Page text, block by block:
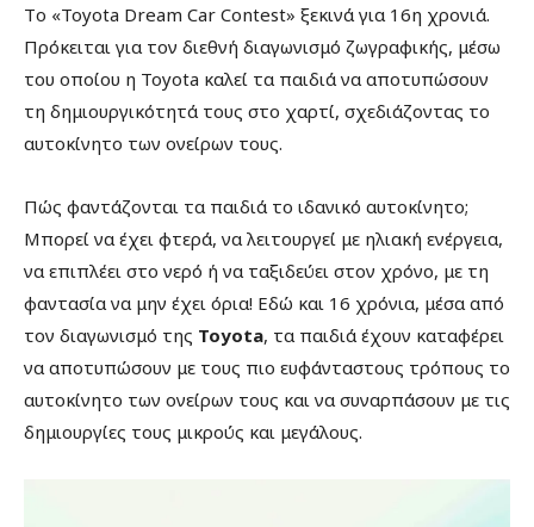
Tο «Toyota Dream Car Contest» ξεκινά για 16η χρονιά.
Πρόκειται για τον διεθνή διαγωνισμό ζωγραφικής, μέσω
του οποίου η Toyota καλεί τα παιδιά να αποτυπώσουν
τη δημιουργικότητά τους στο χαρτί, σχεδιάζοντας το
αυτοκίνητο των ονείρων τους.
Πώς φαντάζονται τα παιδιά το ιδανικό αυτοκίνητο;
Μπορεί να έχει φτερά, να λειτουργεί με ηλιακή ενέργεια,
να επιπλέει στο νερό ή να ταξιδεύει στον χρόνο, με τη
φαντασία να μην έχει όρια! Εδώ και 16 χρόνια, μέσα από
τον διαγωνισμό της Toyota, τα παιδιά έχουν καταφέρει
να αποτυπώσουν με τους πιο ευφάνταστους τρόπους το
αυτοκίνητο των ονείρων τους και να συναρπάσουν με τις
δημιουργίες τους μικρούς και μεγάλους.